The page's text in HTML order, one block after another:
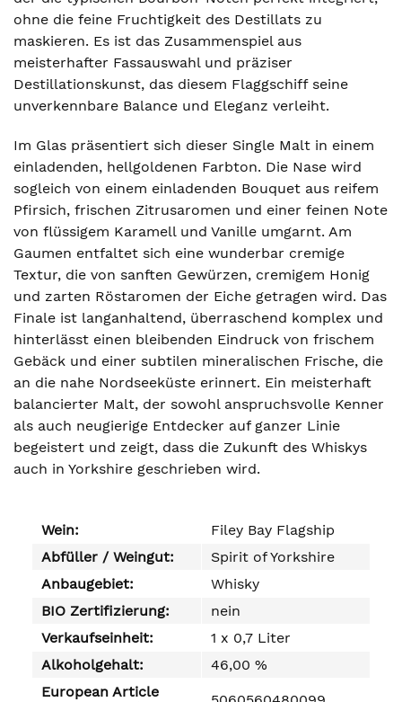
ohne die feine Fruchtigkeit des Destillats zu
maskieren. Es ist das Zusammenspiel aus
meisterhafter Fassauswahl und präziser
Destillationskunst, das diesem Flaggschiff seine
unverkennbare Balance und Eleganz verleiht.
Im Glas präsentiert sich dieser Single Malt in einem
einladenden, hellgoldenen Farbton. Die Nase wird
sogleich von einem einladenden Bouquet aus reifem
Pfirsich, frischen Zitrusaromen und einer feinen Note
von flüssigem Karamell und Vanille umgarnt. Am
Gaumen entfaltet sich eine wunderbar cremige
Textur, die von sanften Gewürzen, cremigem Honig
und zarten Röstaromen der Eiche getragen wird. Das
Finale ist langanhaltend, überraschend komplex und
hinterlässt einen bleibenden Eindruck von frischem
Gebäck und einer subtilen mineralischen Frische, die
an die nahe Nordseeküste erinnert. Ein meisterhaft
balancierter Malt, der sowohl anspruchsvolle Kenner
als auch neugierige Entdecker auf ganzer Linie
begeistert und zeigt, dass die Zukunft des Whiskys
auch in Yorkshire geschrieben wird.
Wein:
Filey Bay Flagship
Abfüller / Weingut:
Spirit of Yorkshire
Anbaugebiet:
Whisky
BIO Zertifizierung:
nein
Verkaufseinheit:
1 x 0,7 Liter
Alkoholgehalt:
46,00 %
European Article